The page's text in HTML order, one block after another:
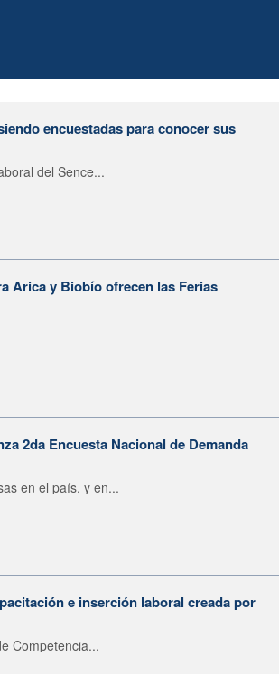
encuestadas para conocer sus
del Sence...
Arica y Biobío ofrecen las Ferias
2da Encuesta Nacional de Demanda
en el país, y en...
e inserción laboral creada por
Competencia...